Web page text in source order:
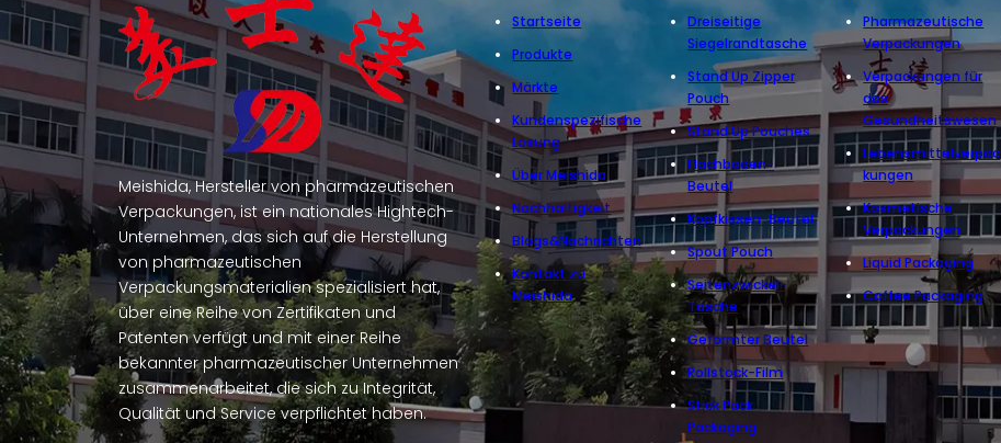
Meishida, Hersteller von pharmazeutischen
Verpackungen, ist ein nationales Hightech-
Unternehmen, das sich auf die Herstellung
von pharmazeutischen
Verpackungsmaterialien spezialisiert hat,
über eine Reihe von Zertifikaten und
Patenten verfügt und mit einer Reihe
bekannter pharmazeutischer Unternehmen
zusammenarbeitet, die sich zu Integrität,
Qualität und Service verpflichtet haben.
Startseite
Produkte
Märkte
Kundenspezifische
Lösung
Über Meishida
Nachhaltigkeit
Blogs&Nachrichten
Kontakt zu
Meishida
Dreiseitige
Siegelrandtasche
Stand Up Zipper
Pouch
Stand Up Pouches
Flachboden-
Beutel
Kopfkissen-Beutel
Spout Pouch
Seitenzwickel-
Tasche
Geformter Beutel
Rollstock-Film
Stick Pack
Packaging
Pharmazeutische
Verpackungen
Verpackungen für
das
Gesundheitswesen
Lebensmittelverpac
kungen
Kosmetische
Verpackungen
Liquid Packaging
Coffee Packaging